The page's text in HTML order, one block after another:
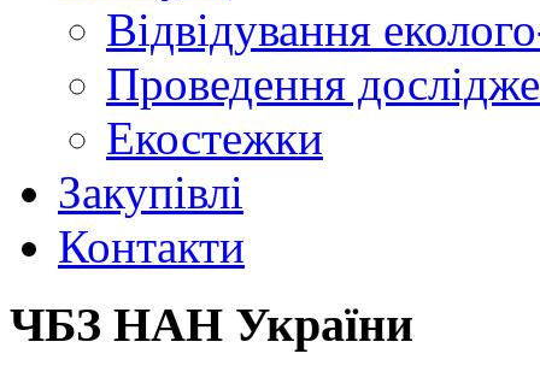
Відвідування
Проведення
Екостежки
Закупівлі
Контакти
ЧБЗ НАН України